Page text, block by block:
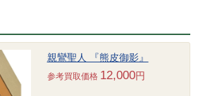
親鸞聖人 『熊皮御影』
参考買取価格 12,000円